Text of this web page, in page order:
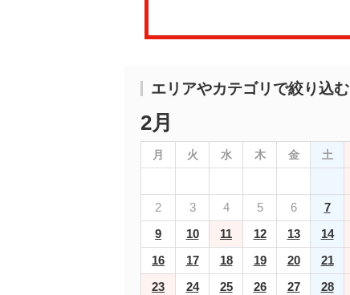
エリアやカテゴリで絞り込む
2月
月 火 水 木 金 土
2
3 4 5 6 7
9
10 11 12 13 14
16
17 18 19 20 21
23
24 25 26 27 28